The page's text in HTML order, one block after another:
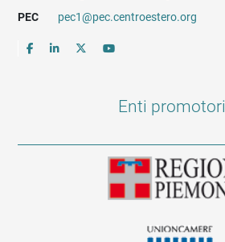
PEC
pec1@pec.centroestero.org
Enti promotori